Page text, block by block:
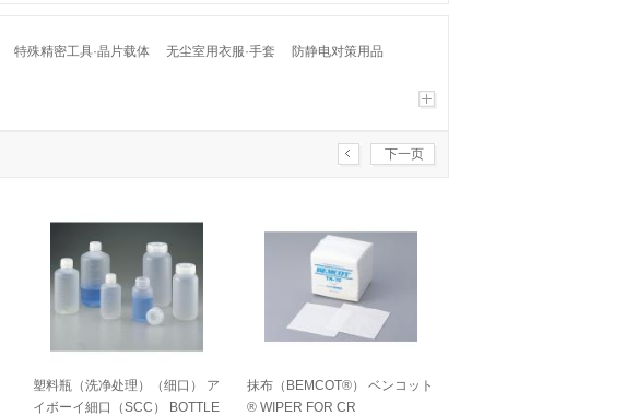
特殊精密工具·晶片载体 无尘室用衣服·手套 防静电对策用品
下一页
塑料瓶（洗净处理）（细口） ア
イボーイ細口（SCC） BOTTLE
抹布（BEMCOT®） ベンコット
® WIPER FOR CR